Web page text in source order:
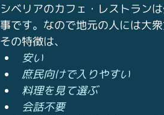
シベリアのカフェ・レストラン
事です。なので地元の人には大
その特徴は、
安い
庶民向けで入りやすい
料理を見て選ぶ
会話不要